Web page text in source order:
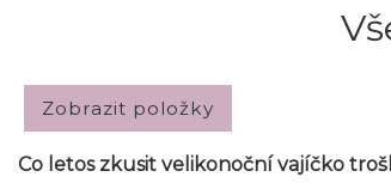
Co letos zkusit velikonoční vajíčko